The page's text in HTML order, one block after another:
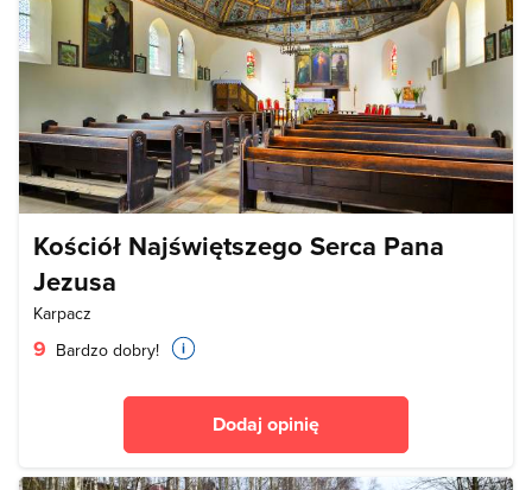
Kościół Najświętszego Serca Pana
Jezusa
Karpacz
9 Bardzo dobry!
Dodaj opinię